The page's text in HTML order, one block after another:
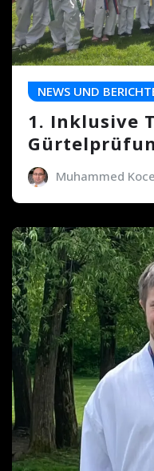
NEWS UND
1. Inklusive
Muhammed